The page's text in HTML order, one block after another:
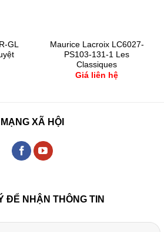
GL
Maurice Lacroix LC6027-
PS103-131-1 Les
Classiques
Giá liên hệ
MẠNG XÃ HỘI
ĐỂ NHẬN THÔNG TIN